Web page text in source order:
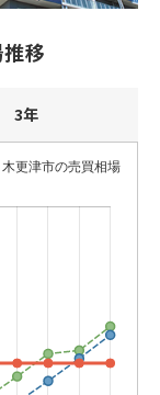
移
3年